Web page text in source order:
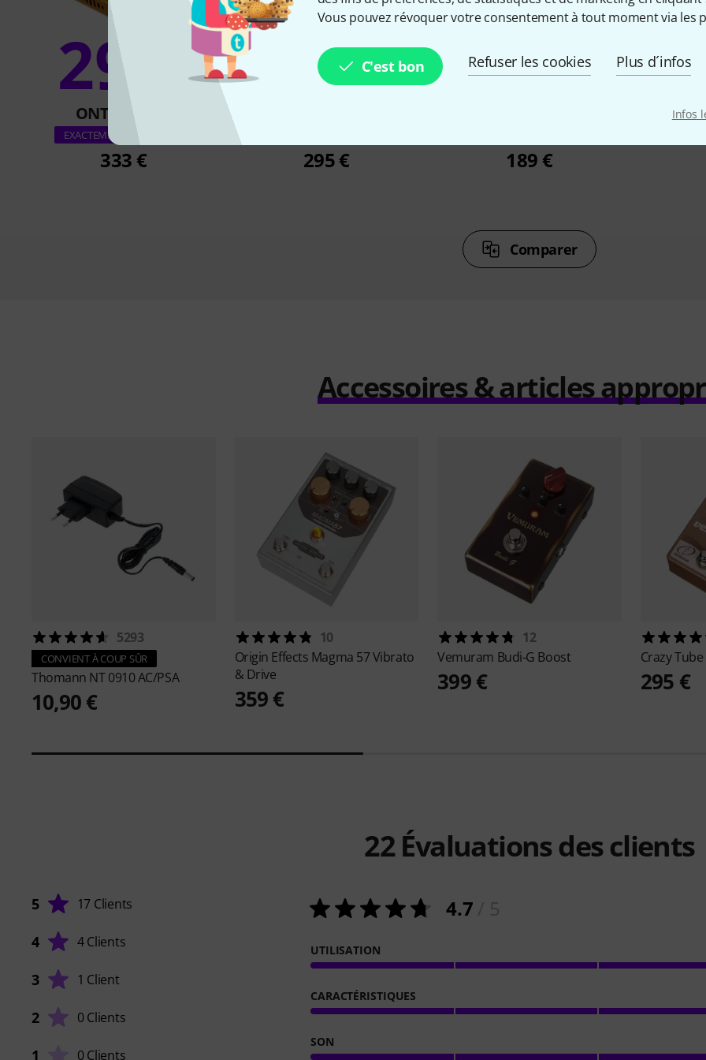
Vous pouvez révoquer votre consentement à tout moment via les
C'est bon Refuser les cookies Plus d´infos
Infos
29%
ONT ACHETÉ
EXACTEMENT CE PRODUIT
333 €
8%
295 €
4%
189 €
Comparer
Accessoires & articles
5293
CONVIENT À COUP SÛR
Thomann NT 0910 AC/PSA
10,90 €
10
Origin Effects Magma 57 Vibrato
& Drive
359 €
12
Vemuram Budi-G Boost
399 €
Crazy
295 €
22Évaluations des clients
5 17 Clients
4 4 Clients
3 1 Client
2 0 Clients
1 0 Clients
4.7
UTILISATION
CARACTÉRISTIQUES
SON